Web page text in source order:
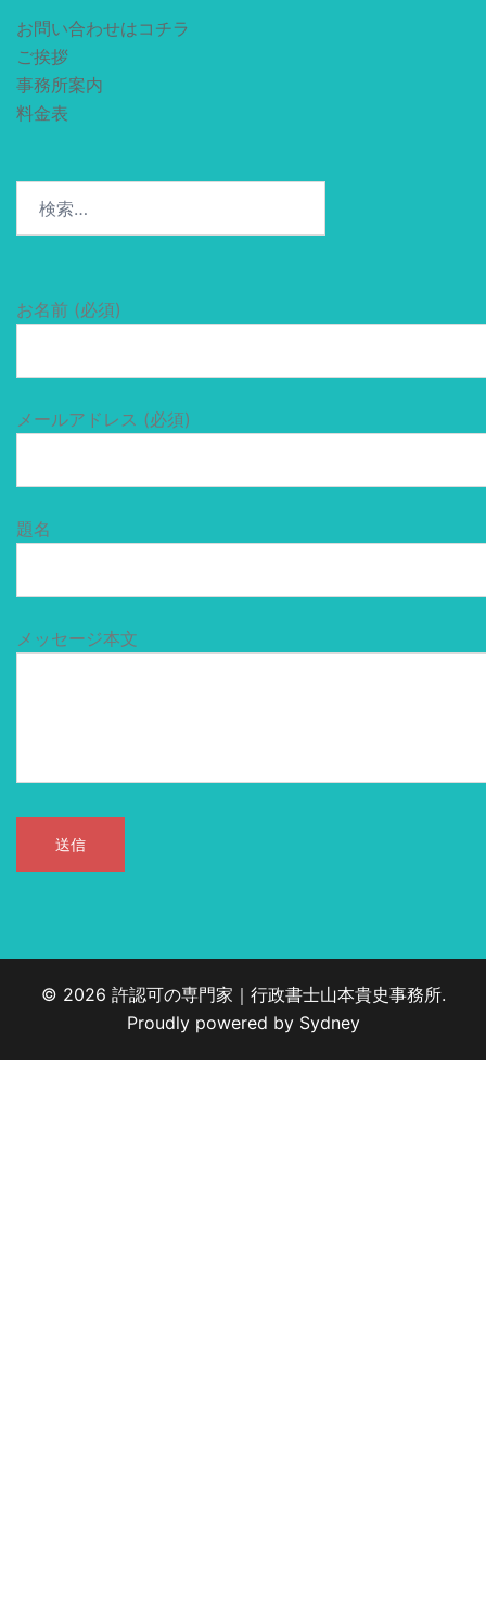
お問い合わせはコチラ
ご挨拶
事務所案内
料金表
お名前 (必須)
メールアドレス (必須)
題名
メッセージ本文
© 2026 許認可の専門家｜行政書士山本貴史事務所.
Proudly powered by Sydney